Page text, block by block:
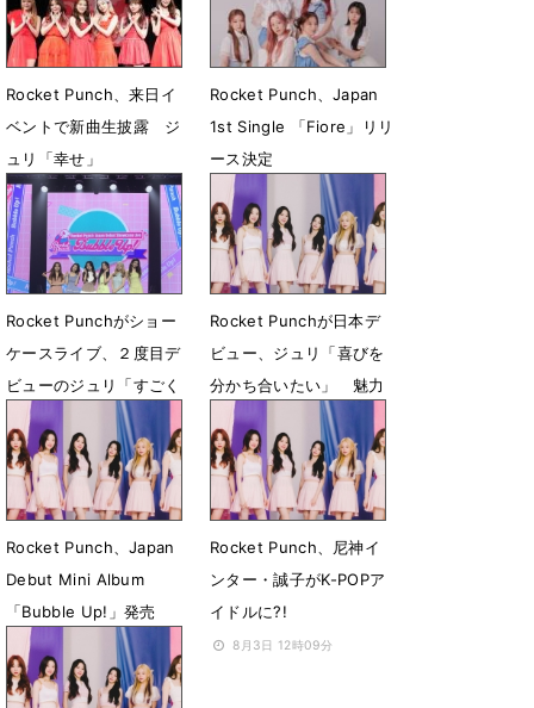
Rocket Punch、来日イ
ベントで新曲生披露 ジ
ュリ「幸せ」
6月29日 21時58分
Rocket Punch、Japan
1st Single 「Fiore」リリ
ース決定
4月28日 23時04分
Rocket Punchがショー
ケースライブ、２度目デ
ビューのジュリ「すごく
幸せ」
8月9日 08時53分
Rocket Punchが日本デ
ビュー、ジュリ「喜びを
分かち合いたい」 魅力
はエナジー
8月7日 12時00分
Rocket Punch、Japan
Debut Mini Album
「Bubble Up!」発売
8月4日 12時00分
Rocket Punch、尼神イ
ンター・誠子がK-POPア
イドルに?!
8月3日 12時09分